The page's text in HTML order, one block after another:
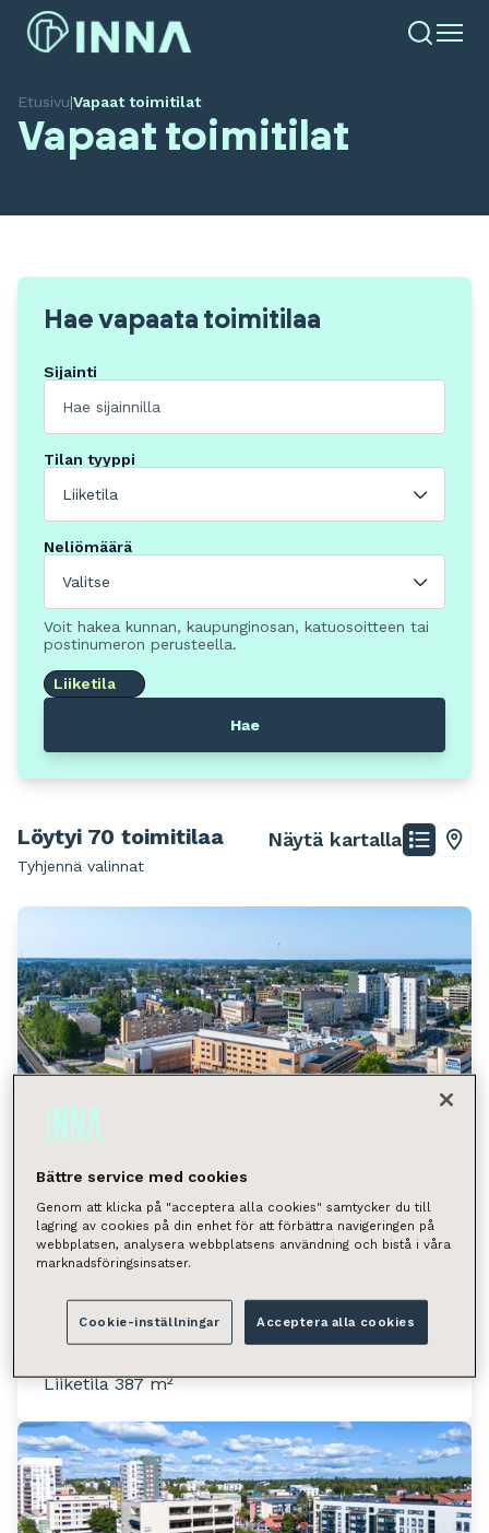
Etusivu|Vapaat toimitilat
Vapaat toimitilat
Hae vapaata toimitilaa
Sijainti
Tilan tyyppi
Liiketila
Neliömäärä
Valitse
Voit hakea kunnan, kaupunginosan, katuosoitteen tai
postinumeron perusteella.
Liiketila
Hae
Löytyi 70 toimitilaa
Tyhjennä valinnat
Näytä kartalla
Asemakatu 4, Järvenpää
Asemakatu 4, 04400 Järvenpää
Liiketila 387 m²
Bättre service med cookies
Genom att klicka på "acceptera alla cookies" samtycker du till
lagring av cookies på din enhet för att förbättra navigeringen på
webbplatsen, analysera webbplatsens användning och bistå i våra
marknadsföringsinsatser.
Cookie-inställningar Acceptera alla cookies